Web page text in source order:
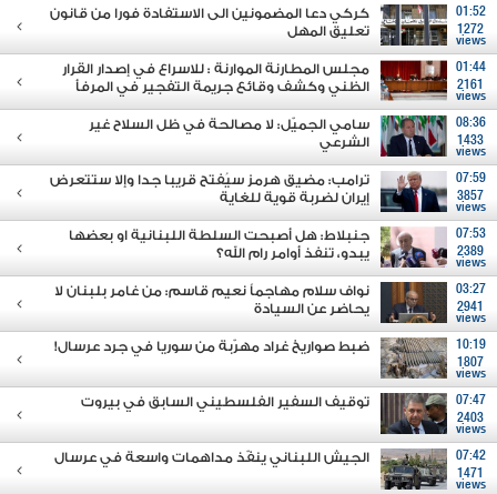
01:52
1272
views
كركي دعا المضمونين الى الاستفادة فورا من قانون
تعليق المهل
01:44
2161
views
مجلس المطارنة الموارنة : للاسراع في إصدار القرار
الظني وكشف وقائع جريمة التفجير في المرفأ
08:36
1433
views
سامي الجميّل: لا مصالحة في ظل السلاح غير
الشرعي
07:59
3857
views
ترامب: مضيق هرمز سيُفتح قريبا جدا وإلا ستتعرض
إيران لضربة قوية للغاية
07:53
2389
views
جنبلاط: هل أصبحت السلطة اللبنانية او بعضها
يبدو، تنفذ أوامر رام الله؟
03:27
2941
views
نواف سلام مهاجماً نعيم قاسم: من غامر بلبنان لا
يحاضر عن السيادة
10:19
1807
views
ضبط صواريخ غراد مهرّبة من سوريا في جرد عرسال!
07:47
2403
views
توقيف السفير الفلسطيني السابق في بيروت
07:42
1471
views
الجيش اللبناني ينفّذ مداهمات واسعة في عرسال